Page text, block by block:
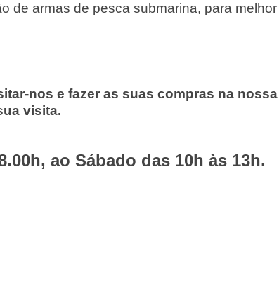
de armas de pesca submarina, para
nos e fazer as suas compras na
visita.
ao Sábado das 10h às 13h.